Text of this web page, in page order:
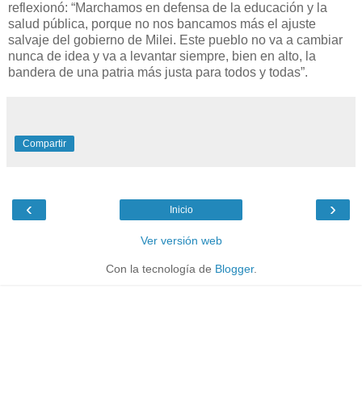
reflexionó: “Marchamos en defensa de la educación y la
salud pública, porque no nos bancamos más el ajuste
salvaje del gobierno de Milei. Este pueblo no va a cambiar
nunca de idea y va a levantar siempre, bien en alto, la
bandera de una patria más justa para todos y todas”.
Compartir
‹ ›
Inicio
Ver versión web
Con la tecnología de Blogger.